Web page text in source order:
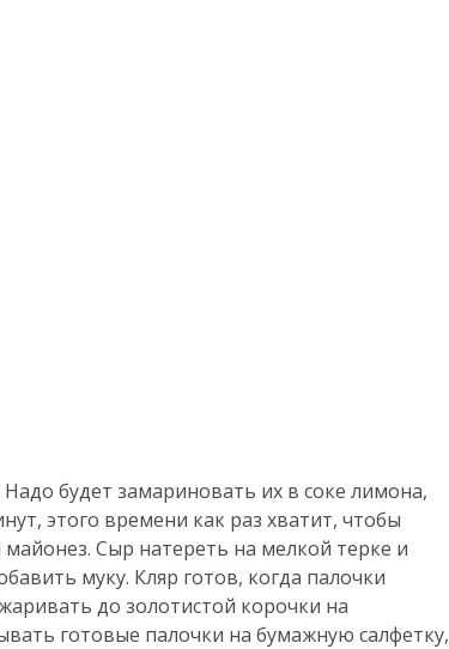
будет замариновать их в соке лимона,
этого времени как раз хватит, чтобы
Сыр натереть на мелкой терке и
муку. Кляр готов, когда палочки
до золотистой корочки на
готовые палочки на бумажную салфетку,